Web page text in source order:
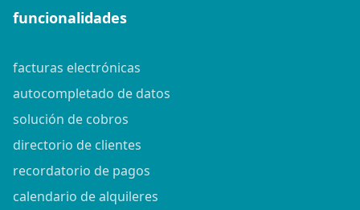
funcionalidades
facturas electrónicas
autocompletado de datos
solución de cobros
directorio de clientes
recordatorio de pagos
calendario de alquileres